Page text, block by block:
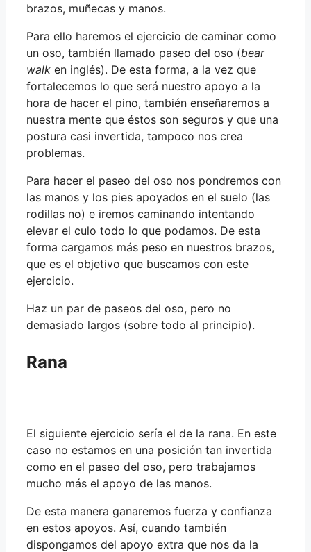
brazos, muñecas y manos.
Para ello haremos el ejercicio de caminar como
un oso, también llamado paseo del oso (bear
walk en inglés). De esta forma, a la vez que
fortalecemos lo que será nuestro apoyo a la
hora de hacer el pino, también enseñaremos a
nuestra mente que éstos son seguros y que una
postura casi invertida, tampoco nos crea
problemas.
Para hacer el paseo del oso nos pondremos con
las manos y los pies apoyados en el suelo (las
rodillas no) e iremos caminando intentando
elevar el culo todo lo que podamos. De esta
forma cargamos más peso en nuestros brazos,
que es el objetivo que buscamos con este
ejercicio.
Haz un par de paseos del oso, pero no
demasiado largos (sobre todo al principio).
Rana
El siguiente ejercicio sería el de la rana. En este
caso no estamos en una posición tan invertida
como en el paseo del oso, pero trabajamos
mucho más el apoyo de las manos.
De esta manera ganaremos fuerza y confianza
en estos apoyos. Así, cuando también
dispongamos del apoyo extra que nos da la